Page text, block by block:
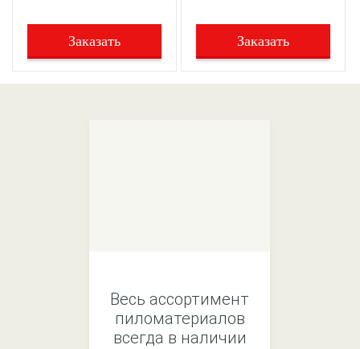
Заказать Заказать
Весь ассортимент
пиломатериалов
всегда в наличии